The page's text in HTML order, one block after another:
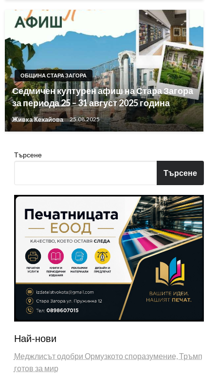
ОБЩИНА СТАРА ЗАГОРА
Седмичен културен афиш на Стара Загора
за периода 25 – 31 август 2025 година
Живка Кехайова 25.08.2025
Търсене
Търсене
Най-нови
Меджлисът одобри Ормузкото споразумение, Тръмп
готов за мир